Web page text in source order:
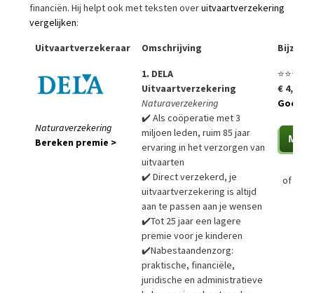
financiën. Hij helpt ook met teksten overuitvaartverzekering
vergelijken:
Uitvaartverzekeraar
Omschrijving
Naturaverzekering
Bereken premie >
1. DELA
Uitvaartverzekering
Naturaverzekering
✔️ Als coöperatie met 3
miljoen leden, ruim 85 jaar
ervaring in het verzorgen van
uitvaarten
✔️ Direct verzekerd, je
uitvaartverzekering is altijd
aan te passen aan je wensen
✔️Tot 25 jaar een lagere
premie voor je kinderen
✔️Nabestaandenzorg:
praktische, financiële,
juridische en administratieve
⭐⭐⭐⭐⭐
€ 4,99
of